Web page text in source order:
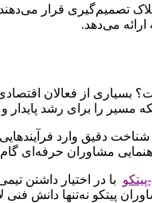
تصمیم‌گیری قرار
ارائه می‌دهد.
از فعالان
مسیر را برای رشد پایدار
دقیق وارد فرآیندهایی
مشاوران حرفه‌ای گام
با در اختیار داشتن
پیتکو نه‌تنها دانش فنی